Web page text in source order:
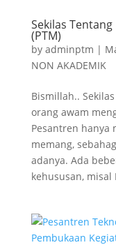
Sekilas
(PTM)
by adminptm |
NON AKADEMIK
Bismillah..
orang awam
Pesantren hanya
memang,
adanya. Ada
kehususan, misal